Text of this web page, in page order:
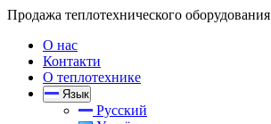
Продажа теплотехнического оборудования
О нас
Контакти
О теплотехнике
Язык
Русский